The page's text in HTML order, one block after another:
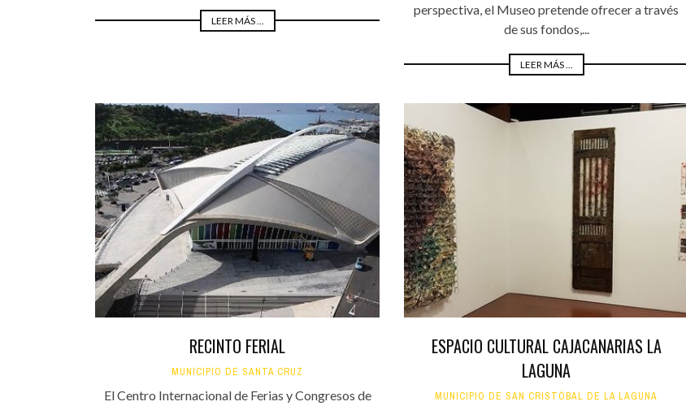
LEER MÁS ...
perspectiva, el Museo pretende ofrecer a través
de sus fondos,...
LEER MÁS ...
RECINTO FERIAL
MUNICIPIO DE SANTA CRUZ
El Centro Internacional de Ferias y Congresos de
ESPACIO CULTURAL CAJACANARIAS LA
LAGUNA
MUNICIPIO DE SAN CRISTÓBAL DE LA LAGUNA